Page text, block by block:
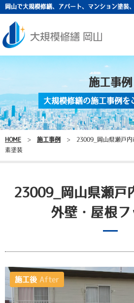
岡山で大規模修繕、アパート、マンション塗装
施工事例
大規模修繕の施工事例を
HOME > 施工事例 > 23009_岡山県瀬戸
素塗装
23009_岡山県瀬戸
外壁・屋根フ
施工後 After